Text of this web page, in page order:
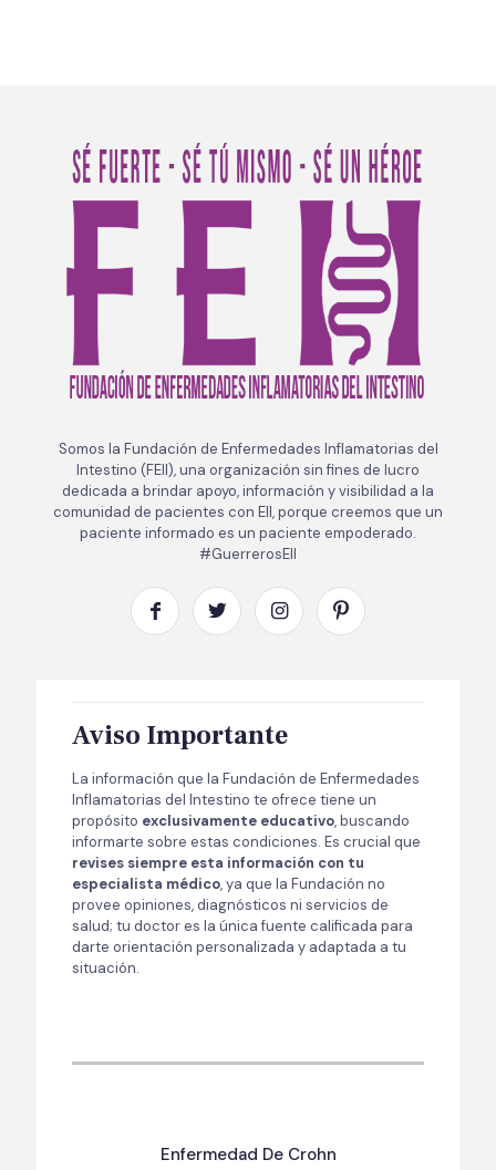
Somos la Fundación de Enfermedades Inflamatorias del
Intestino (FEII), una organización sin fines de lucro
dedicada a brindar apoyo, información y visibilidad a la
comunidad de pacientes con EII, porque creemos que un
paciente informado es un paciente empoderado.
#GuerrerosEII
Aviso Importante
La información que la Fundación de Enfermedades
Inflamatorias del Intestino te ofrece tiene un
propósito exclusivamente educativo, buscando
informarte sobre estas condiciones. Es crucial que
revises siempre esta información con tu
especialista médico, ya que la Fundación no
provee opiniones, diagnósticos ni servicios de
salud; tu doctor es la única fuente calificada para
darte orientación personalizada y adaptada a tu
situación.
Enfermedad De Crohn